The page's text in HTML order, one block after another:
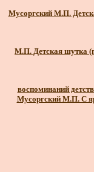
Мусоргский М.П.
М.П. Детская шутка
воспоминаний
Мусоргский М.П. С